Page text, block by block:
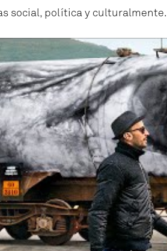
social, política y culturalmente.